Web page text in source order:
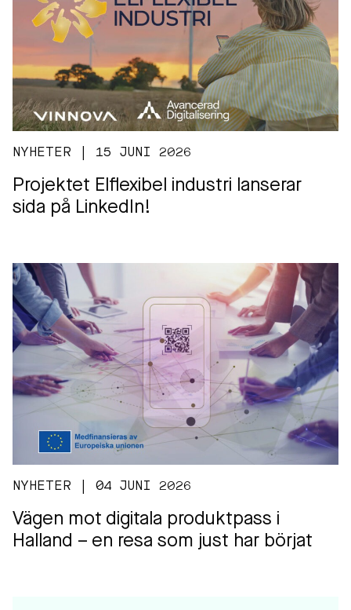
NYHETER | 15 JUNI 2026
Projektet Elflexibel industri lanserar
sida på LinkedIn!
NYHETER | 04 JUNI 2026
Vägen mot digitala produktpass i
Halland – en resa som just har börjat